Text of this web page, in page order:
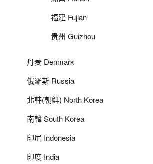
福建 Fujian
贵州 Guizhou
丹麦 Denmark
俄羅斯 Russia
北韩(朝鲜) North Korea
南韓 South Korea
印尼 Indonesia
印度 India